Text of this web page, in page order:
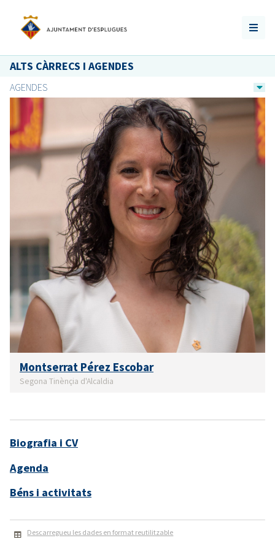
ALTS CÀRRECS I AGENDES
AGENDES
Montserrat Pérez Escobar
Segona Tinènçia d'Alcaldia
Biografia i CV
Agenda
Béns i activitats
Descarregueu les dades en format reutilitzable